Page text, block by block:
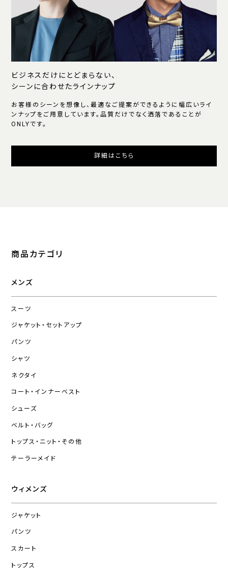
ビジネスだけにとどまらない、
シーンに合わせたラインナップ
お客様のシーンを想像し、最適なご提案ができるように幅広いライ
ンナップをご用意しています。品質だけでなく洒落であることが
ONLYです。
詳細はこちら
商品カテゴリ
メンズ
スーツ
ジャケット・セットアップ
パンツ
シャツ
ネクタイ
コート・インナーベスト
シューズ
ベルト・バッグ
トップス・ニット・その他
テーラーメイド
ウィメンズ
ジャケット
パンツ
スカート
トップス